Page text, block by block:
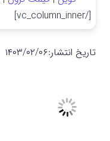
[/vc_column_inner]
تاریخ انتشار:۱۴۰۳/۰۲/۰۶